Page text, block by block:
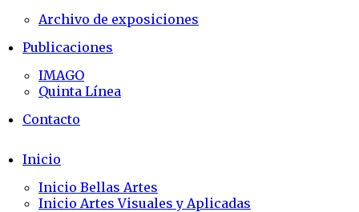
Archivo de exposiciones
Publicaciones
IMAGO
Quinta Línea
Contacto
Inicio
Inicio Bellas Artes
Inicio Artes Visuales y Aplicadas